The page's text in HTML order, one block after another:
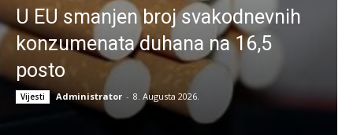
U EU smanjen broj svakodnevnih
konzumenata duhana na 16,5
posto
Vijesti Administrator - 8. Augusta 2026.